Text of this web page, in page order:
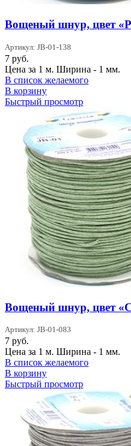
Вощеный шнур, цвет
Артикул: JB-01-138
7 руб.
Цена за 1 м. Ширина - 1 мм.
В список желаемого
В корзину
Быстрый просмотр
Вощеный шнур, цвет
Артикул: JB-01-083
7 руб.
Цена за 1 м. Ширина - 1 мм.
В список желаемого
В корзину
Быстрый просмотр